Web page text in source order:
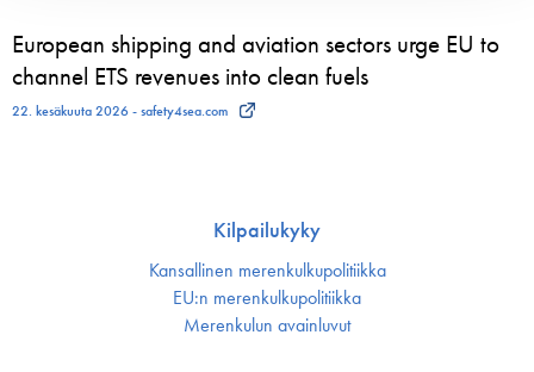
European shipping and aviation sectors urge EU to
channel ETS revenues into clean fuels
22. kesäkuuta 2026 - safety4sea.com
Kilpailukyky
Kansallinen merenkulku­politiikka
EU:n merenkulku­politiikka
Merenkulun avainluvut